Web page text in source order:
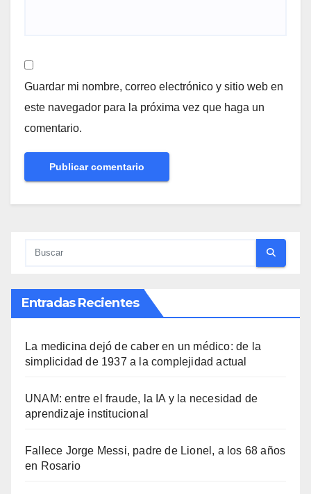
Guardar mi nombre, correo electrónico y sitio web en
este navegador para la próxima vez que haga un
comentario.
Entradas Recientes
La medicina dejó de caber en un médico: de la
simplicidad de 1937 a la complejidad actual
UNAM: entre el fraude, la IA y la necesidad de
aprendizaje institucional
Fallece Jorge Messi, padre de Lionel, a los 68 años
en Rosario